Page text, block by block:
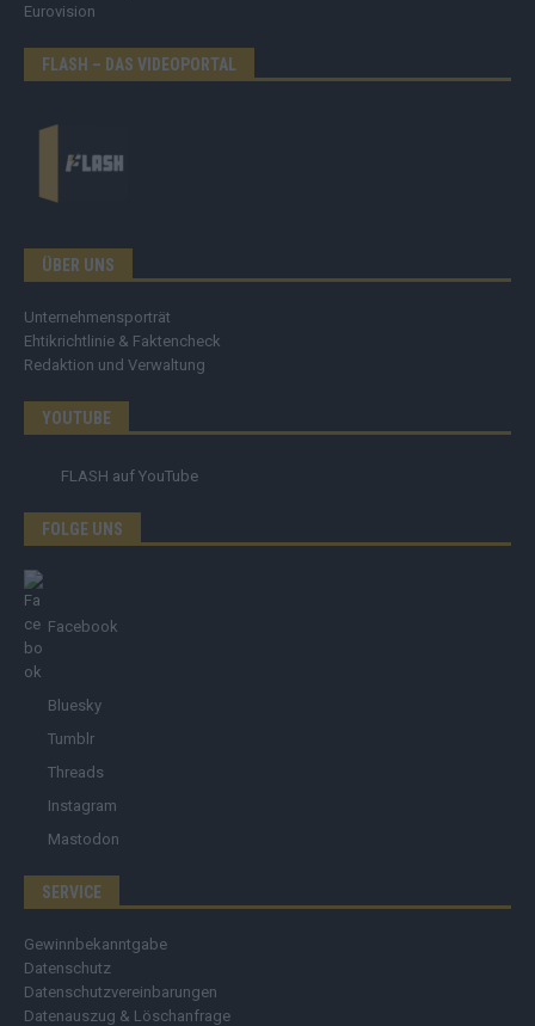
Eurovision
FLASH – DAS VIDEOPORTAL
ÜBER UNS
Unternehmensporträt
Ehtikrichtlinie & Faktencheck
Redaktion und Verwaltung
YOUTUBE
FLASH auf YouTube
FOLGE UNS
Facebook
Bluesky
Tumblr
Threads
Instagram
Mastodon
SERVICE
Gewinnbekanntgabe
Datenschutz
Datenschutzvereinbarungen
Datenauszug & Löschanfrage